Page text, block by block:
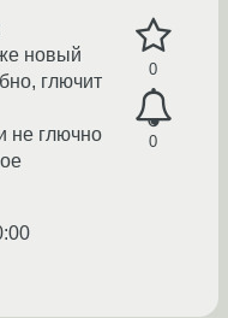
0
0
новый
глючит
не глючно